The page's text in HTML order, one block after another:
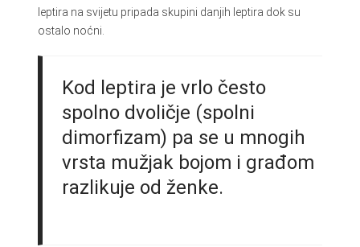
leptira na svijetu pripada skupini danjih leptira dok su
ostalo noćni.
Kod leptira je vrlo često
spolno dvoličje (spolni
dimorfizam) pa se u mnogih
vrsta mužjak bojom i građom
razlikuje od ženke.